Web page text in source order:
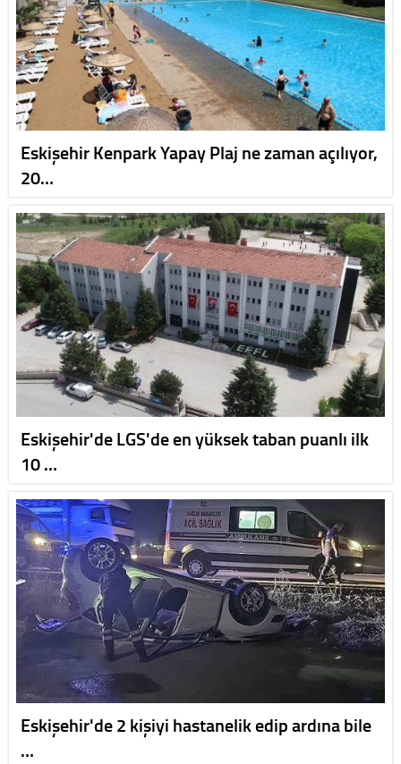
Eskişehir Kenpark Yapay Plaj ne zaman açılıyor,
20…
Eskişehir'de LGS'de en yüksek taban puanlı ilk
10 …
Eskişehir'de 2 kişiyi hastanelik edip ardına bile
…